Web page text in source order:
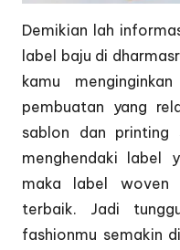
Demikian lah
label baju di
kamu
pembuatan yang
sablon dan printing
menghendaki label
maka label woven
terbaik. Jadi
fashionmu semakin